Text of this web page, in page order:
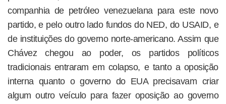
companhia de petróleo venezuelana para este novo
partido, e pelo outro lado fundos do NED, do USAID, e
de instituições do governo norte-americano. Assim que
Chávez chegou ao poder, os partidos políticos
tradicionais entraram em colapso, e tanto a oposição
interna quanto o governo do EUA precisavam criar
algum outro veículo para fazer oposição ao governo